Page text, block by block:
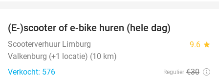
(E-)scooter of e-bike huren (hele dag)
Scooterverhuur Limburg 9.6 star
Valkenburg (+1 locatie) (10 km)
Verkocht: 576
Regulier €30